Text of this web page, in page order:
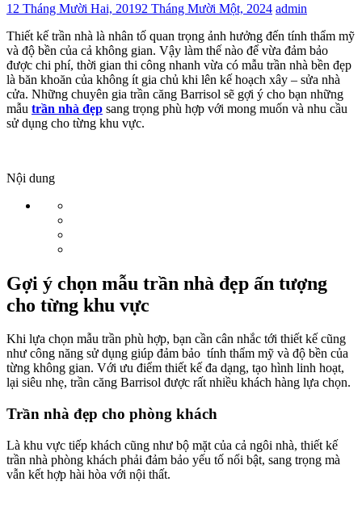
12 Tháng Mười Hai, 20192 Tháng Mười Một, 2024 admin
Thiết kế trần nhà là nhân tố quan trọng ảnh hưởng đến tính thẩm mỹ
và độ bền của cả không gian. Vậy làm thế nào để vừa đảm bảo
được chi phí, thời gian thi công nhanh vừa có mẫu trần nhà bền đẹp
là băn khoăn của không ít gia chủ khi lên kế hoạch xây – sửa nhà
cửa. Những chuyên gia trần căng Barrisol sẽ gợi ý cho bạn những
mẫu trần nhà đẹp sang trọng phù hợp với mong muốn và nhu cầu
sử dụng cho từng khu vực.
Nội dung
Gợi ý chọn mẫu trần nhà đẹp ấn tượng
cho từng khu vực
Khi lựa chọn mẫu trần phù hợp, bạn cần cân nhắc tới thiết kế cũng
như công năng sử dụng giúp đảm bảo tính thẩm mỹ và độ bền của
từng không gian. Với ưu điểm thiết kế đa dạng, tạo hình linh hoạt,
lại siêu nhẹ, trần căng Barrisol được rất nhiều khách hàng lựa chọn.
Trần nhà đẹp cho phòng khách
Là khu vực tiếp khách cũng như bộ mặt của cả ngôi nhà, thiết kế
trần nhà phòng khách phải đảm bảo yếu tố nổi bật, sang trọng mà
vẫn kết hợp hài hòa với nội thất.